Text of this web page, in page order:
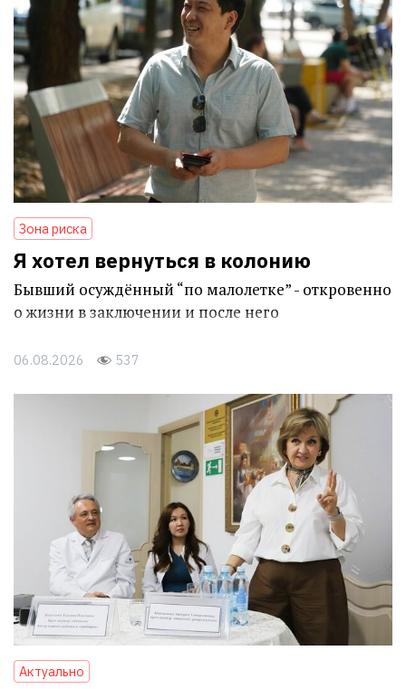
Зона риска
Я хотел вернуться в колонию
Бывший осуждённый “по малолетке” - откровенно
о жизни в заключении и после него
06.08.2026 537
Актуально